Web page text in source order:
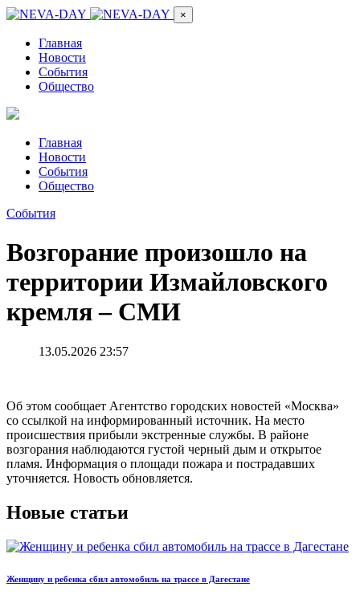
×
Главная
Новости
События
Общество
Главная
Новости
События
Общество
События
Возгорание произошло на
территории Измайловского
кремля – СМИ
13.05.2026 23:57
Об этом сообщает Агентство городских новостей «Москва»
со ссылкой на информированный источник. На место
происшествия прибыли экстренные службы. В районе
возгорания наблюдаются густой черный дым и открытое
пламя. Информация о площади пожара и пострадавших
уточняется. Новость обновляется.
Новые статьи
Женщину и ребенка сбил автомобиль на трассе в Дагестане